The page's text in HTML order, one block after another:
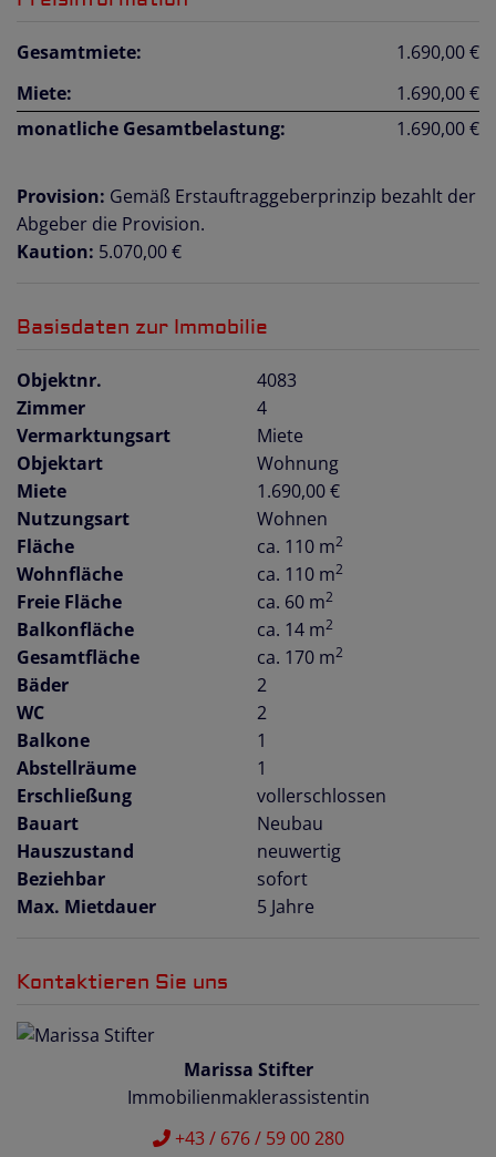
Gesamtmiete:
1.690,00 €
Miete:
1.690,00 €
monatliche Gesamtbelastung:
1.690,00 €
Provision: Gemäß Erstauftraggeberprinzip bezahlt der
Abgeber die Provision.
Kaution: 5.070,00 €
Basisdaten zur Immobilie
Objektnr.
4083
Zimmer
4
Vermarktungsart
Miete
Objektart
Wohnung
Miete
1.690,00 €
Nutzungsart
Wohnen
Fläche
ca. 110 m2
Wohnfläche ca. 110 m2
Freie Fläche ca. 60 m2
Balkonfläche ca. 14 m2
Gesamtfläche ca. 170 m2
Bäder
2
WC
2
Balkone
1
Abstellräume
1
Erschließung
vollerschlossen
Bauart
Neubau
Hauszustand
neuwertig
Beziehbar
sofort
Max. Mietdauer
5 Jahre
Kontaktieren Sie uns
Marissa Stifter
Immobilienmaklerassistentin
+43 / 676 / 59 00 280